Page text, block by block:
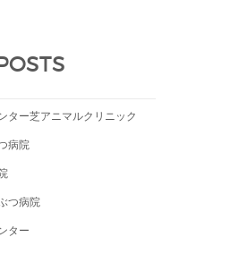
ター芝アニマルクリニック
病院
つ病院
ター